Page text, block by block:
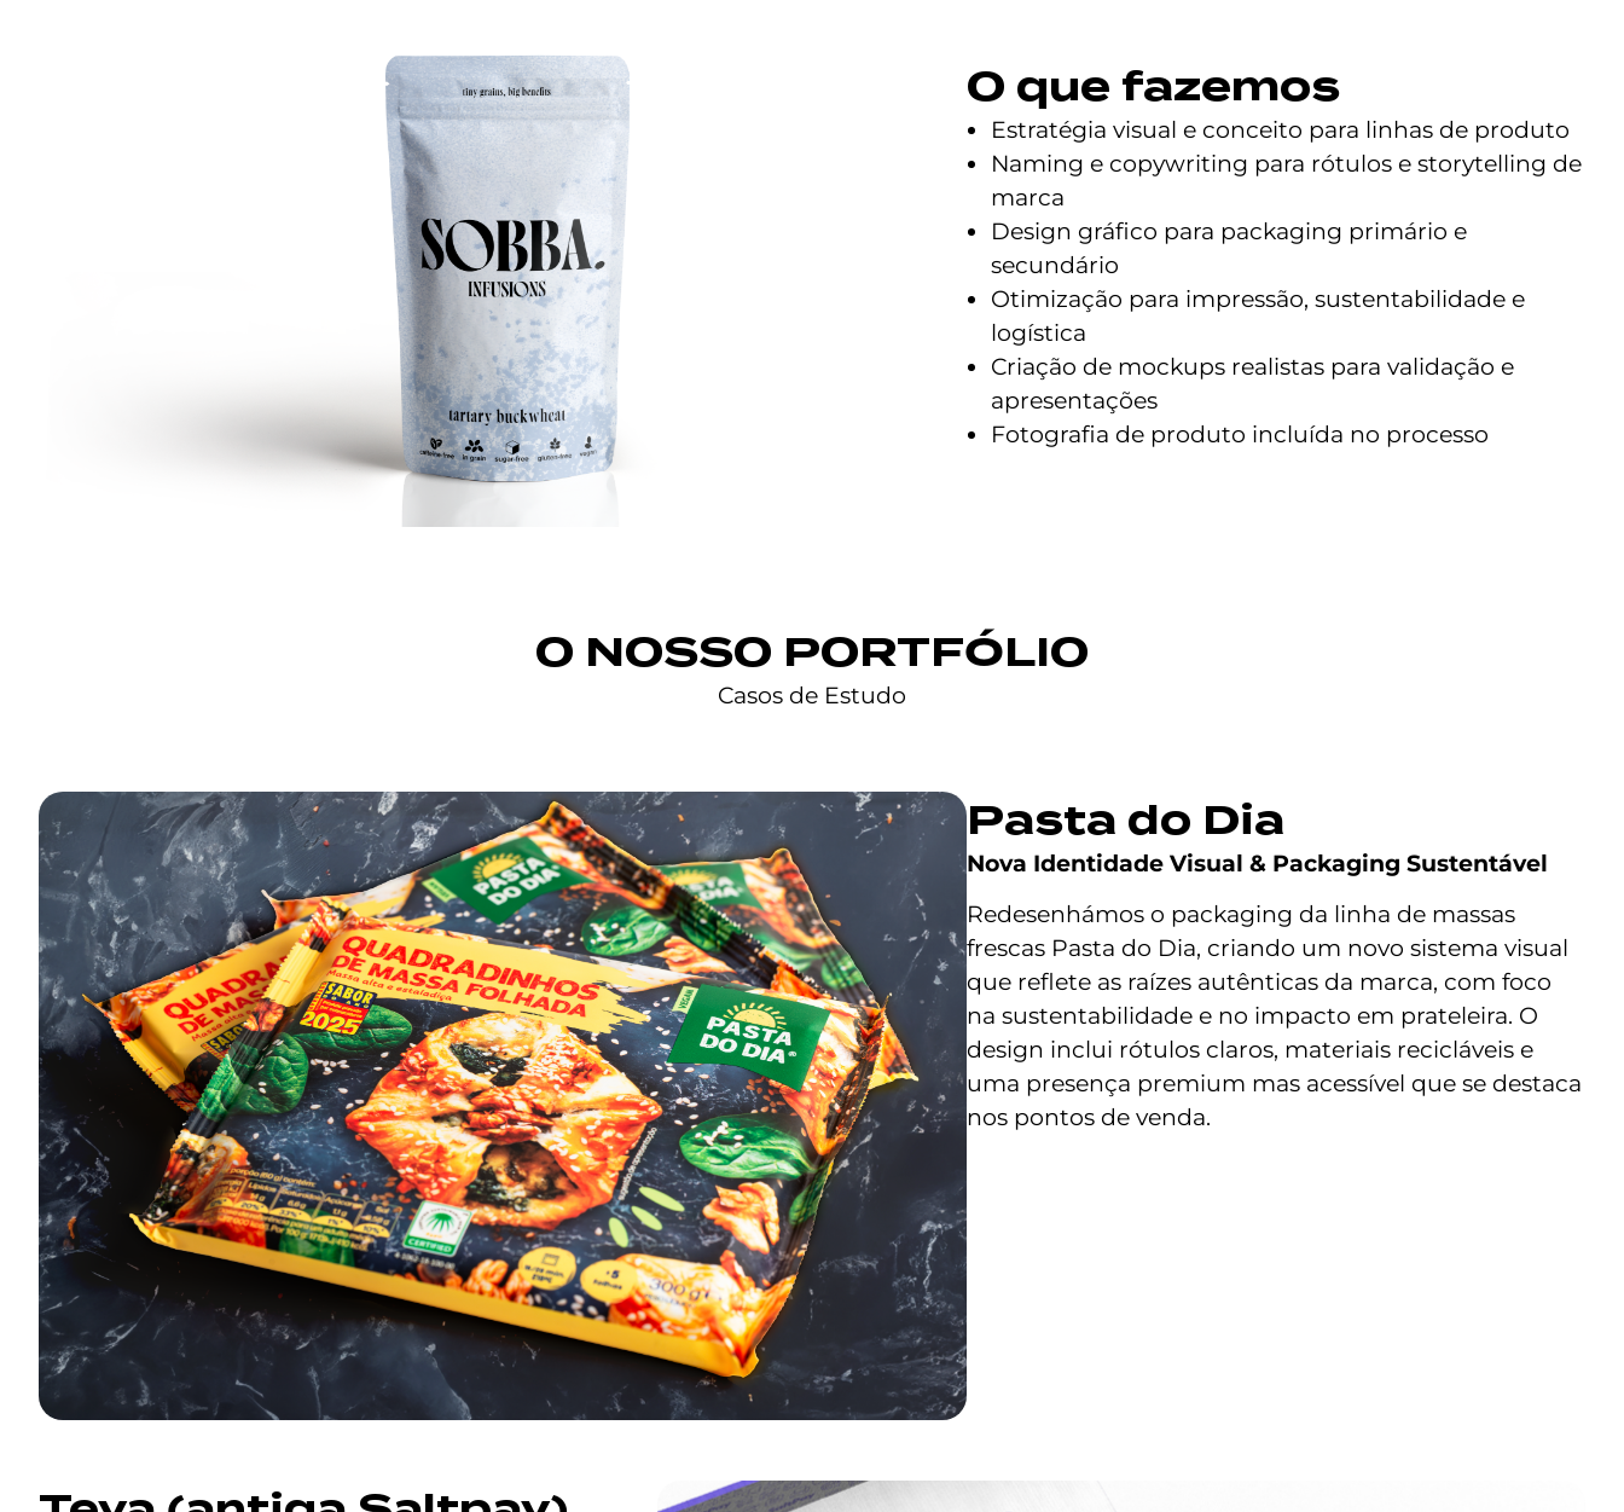
O que fazemos
Estratégia visual e conceito para linhas de produto
Naming e copywriting para rótulos e storytelling de
marca
Design gráfico para packaging primário e
secundário
Otimização para impressão, sustentabilidade e
logística
Criação de mockups realistas para validação e
apresentações
Fotografia de produto incluída no processo
O NOSSO PORTFÓLIO
Casos de Estudo
Pasta do Dia
Nova Identidade Visual & Packaging Sustentável
Redesenhámos o packaging da linha de massas
frescas Pasta do Dia, criando um novo sistema visual
que reflete as raízes autênticas da marca, com foco
na sustentabilidade e no impacto em prateleira. O
design inclui rótulos claros, materiais recicláveis e
uma presença premium mas acessível que se destaca
nos pontos de venda.